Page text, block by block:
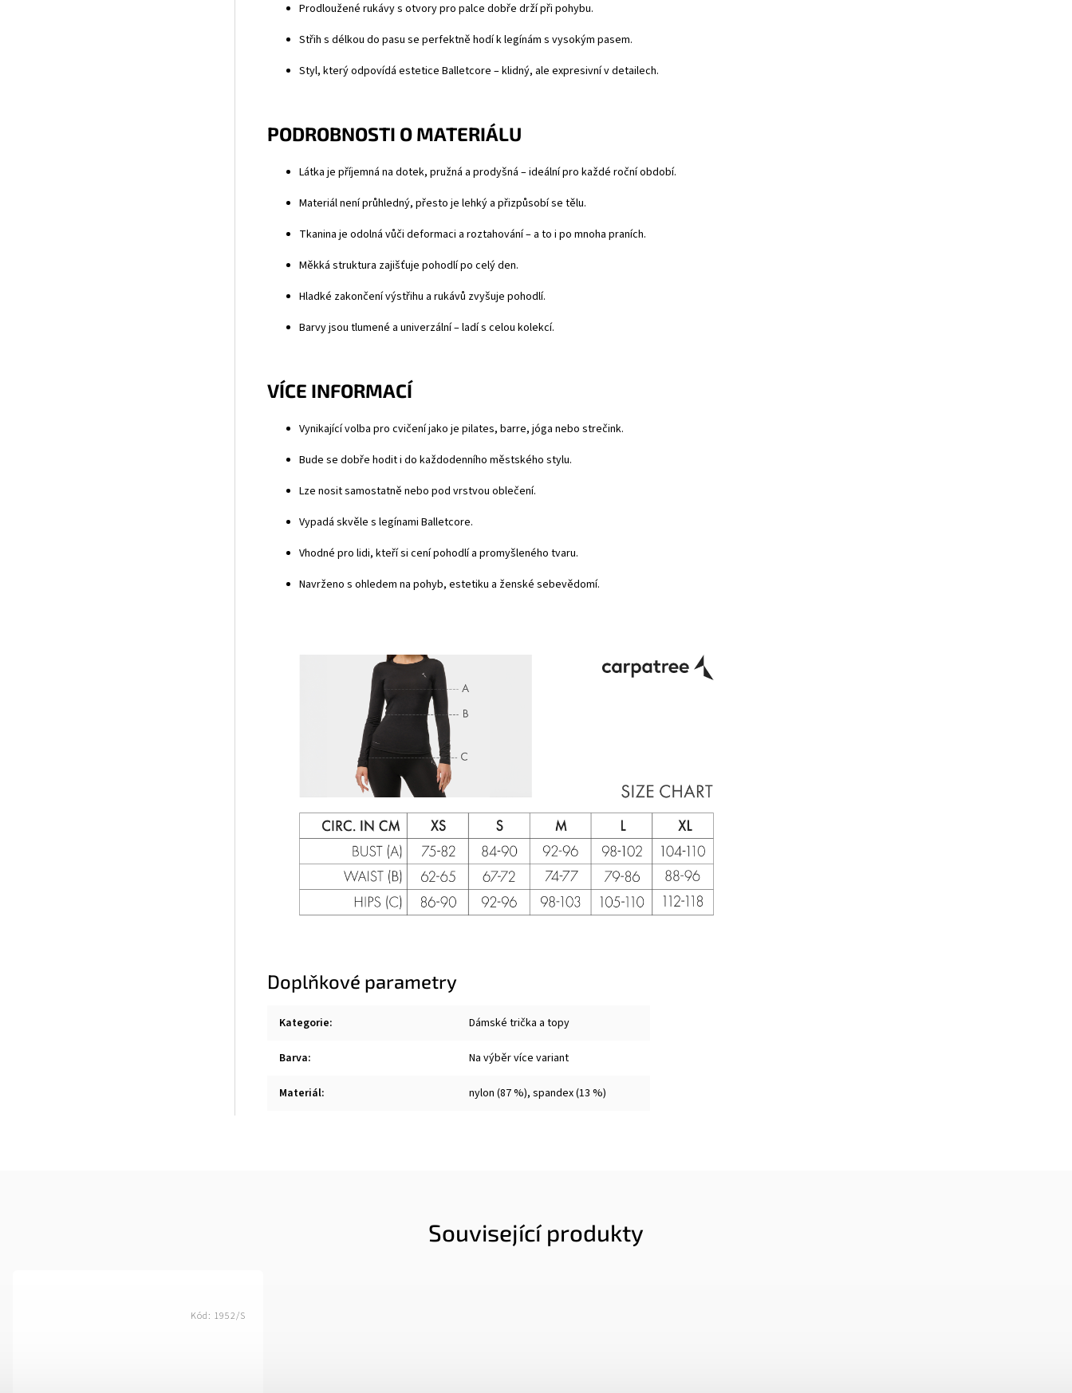
Prodloužené rukávy s otvory pro palce dobře drží při pohybu.
Střih s délkou do pasu se perfektně hodí k legínám s vysokým pasem.
Styl, který odpovídá estetice Balletcore – klidný, ale expresivní v detailech.
PODROBNOSTI O MATERIÁLU
Látka je příjemná na dotek, pružná a prodyšná – ideální pro každé roční období.
Materiál není průhledný, přesto je lehký a přizpůsobí se tělu.
Tkanina je odolná vůči deformaci a roztahování – a to i po mnoha praních.
Měkká struktura zajišťuje pohodlí po celý den.
Hladké zakončení výstřihu a rukávů zvyšuje pohodlí.
Barvy jsou tlumené a univerzální – ladí s celou kolekcí.
VÍCE INFORMACÍ
Vynikající volba pro cvičení jako je pilates, barre, jóga nebo strečink.
Bude se dobře hodit i do každodenního městského stylu.
Lze nosit samostatně nebo pod vrstvou oblečení.
Vypadá skvěle s legínami Balletcore.
Vhodné pro lidi, kteří si cení pohodlí a promyšleného tvaru.
Navrženo s ohledem na pohyb, estetiku a ženské sebevědomí.
Doplňkové parametry
Kategorie: Dámské trička a topy
Barva: Na výběr více variant
Materiál: nylon (87 %), spandex (13 %)
Související produkty
Kód: 1952/S